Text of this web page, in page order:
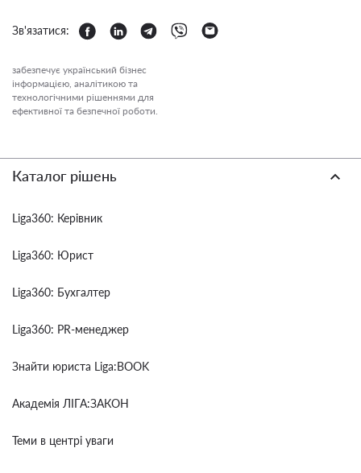
Зв'язатися:
забезпечує український бізнес
інформацією, аналітикою та
технологічними рішеннями для
ефективної та безпечної роботи.
Каталог рішень
Liga360: Керівник
Liga360: Юрист
Liga360: Бухгалтер
Liga360: PR-менеджер
Знайти юриста Liga:BOOK
Академія ЛІГА:ЗАКОН
Теми в центрі уваги